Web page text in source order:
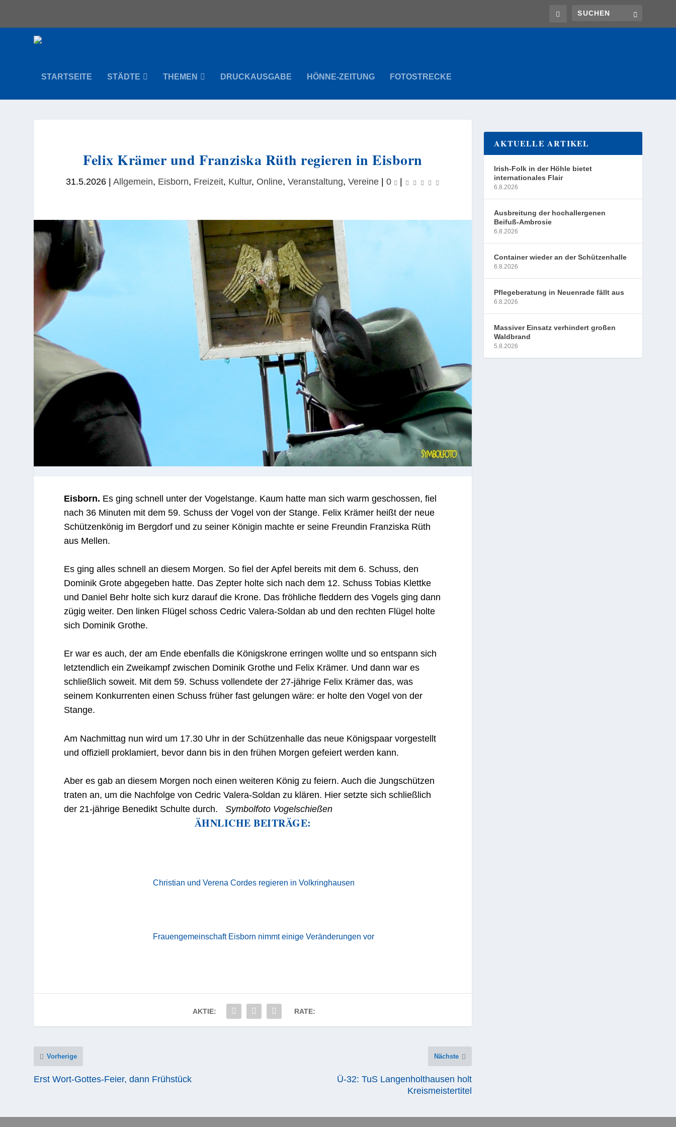
STARTSEITE STÄDTE THEMEN DRUCKAUSGABE HÖNNE-ZEITUNG FOTOSTRECKE
Felix Krämer und Franziska Rüth regieren in Eisborn
31.5.2026| Allgemein, Eisborn, Freizeit, Kultur, Online, Veranstaltung, Vereine| 0
Eisborn. Es ging schnell unter der Vogelstange. Kaum hatte man sich warm geschossen, fiel
nach 36 Minuten mit dem 59. Schuss der Vogel von der Stange. Felix Krämer heißt der neue
Schützenkönig im Bergdorf und zu seiner Königin machte er seine Freundin Franziska Rüth
aus Mellen.
Es ging alles schnell an diesem Morgen. So fiel der Apfel bereits mit dem 6. Schuss, den
Dominik Grote abgegeben hatte. Das Zepter holte sich nach dem 12. Schuss Tobias Klettke
und Daniel Behr holte sich kurz darauf die Krone. Das fröhliche fleddern des Vogels ging dann
zügig weiter. Den linken Flügel schoss Cedric Valera-Soldan ab und den rechten Flügel holte
sich Dominik Grothe.
Er war es auch, der am Ende ebenfalls die Königskrone erringen wollte und so entspann sich
letztendlich ein Zweikampf zwischen Dominik Grothe und Felix Krämer. Und dann war es
schließlich soweit. Mit dem 59. Schuss vollendete der 27-jährige Felix Krämer das, was
seinem Konkurrenten einen Schuss früher fast gelungen wäre: er holte den Vogel von der
Stange.
Am Nachmittag nun wird um 17.30 Uhr in der Schützenhalle das neue Königspaar vorgestellt
und offiziell proklamiert, bevor dann bis in den frühen Morgen gefeiert werden kann.
Aber es gab an diesem Morgen noch einen weiteren König zu feiern. Auch die Jungschützen
traten an, um die Nachfolge von Cedric Valera-Soldan zu klären. Hier setzte sich schließlich
der 21-jährige Benedikt Schulte durch.Symbolfoto Vogelschießen
ÄHNLICHE BEITRÄGE:
Christian und Verena Cordes regieren in Volkringhausen
Frauengemeinschaft Eisborn nimmt einige Veränderungen vor
AKTIE: RATE:
Vorherige
Erst Wort-Gottes-Feier, dann Frühstück
Nächste
Ü-32: TuS Langenholthausen holt
Kreismeistertitel
AKTUELLE ARTIKEL
Irish-Folk in der Höhle bietet
internationales Flair
6.8.2026
Ausbreitung der hochallergenen
Beifuß-Ambrosie
6.8.2026
Container wieder an der Schützenhalle
6.8.2026
Pflegeberatung in Neuenrade fällt aus
6.8.2026
Massiver Einsatz verhindert großen
Waldbrand
5.8.2026